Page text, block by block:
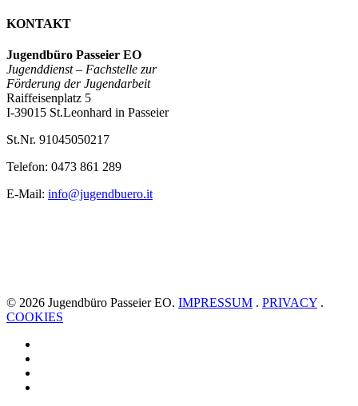
KONTAKT
Jugendbüro Passeier EO
Jugenddienst – Fachstelle zur
Förderung der Jugendarbeit
Raiffeisenplatz 5
I-39015 St.Leonhard in Passeier
St.Nr. 91045050217
Telefon: 0473 861 289
E-Mail: info@jugendbuero.it
© 2026 Jugendbüro Passeier EO. IMPRESSUM . PRIVACY .
COOKIES